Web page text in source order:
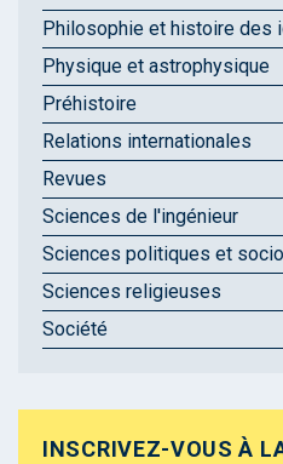
Philosophie et histoire des
Physique et astrophysique
Préhistoire
Relations internationales
Revues
Sciences de l'ingénieur
Sciences politiques et
Sciences religieuses
Société
INSCRIVEZ-VOUS À